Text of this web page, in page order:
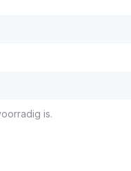
is.